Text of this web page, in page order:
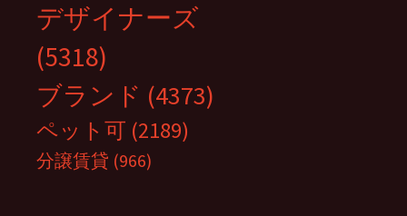
デザイナーズ
(5318)
ブランド (4373)
ペット可 (2189)
分譲賃貸 (966)